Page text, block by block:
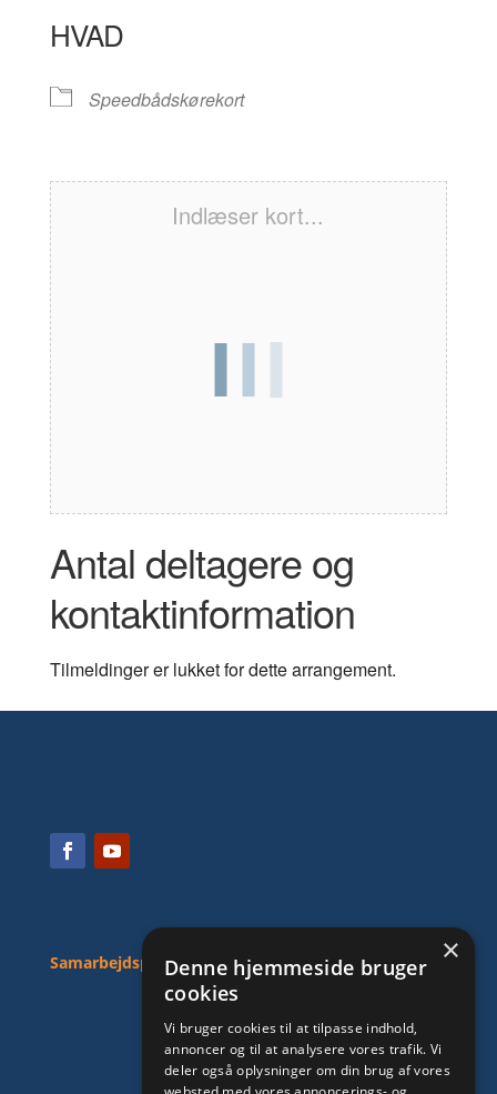
HVAD
Speedbådskørekort
Indlæser kort...
Antal deltagere og
kontaktinformation
Tilmeldinger er lukket for dette arrangement.
Samarbejdspartnere: ×
Denne hjemmeside bruger
cookies
Vi bruger cookies til at tilpasse indhold,
annoncer og til at analysere vores trafik. Vi
deler også oplysninger om din brug af vores